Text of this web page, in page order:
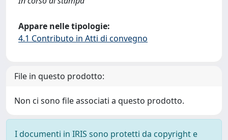
Appare nelle tipologie:
4.1 Contributo in Atti di convegno
File in questo prodotto:
Non ci sono file associati a questo prodotto.
I documenti in IRIS sono protetti da copyright e